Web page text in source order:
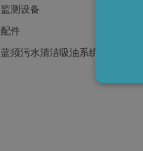
监测设备
配件
蓝须污水清洁吸油系统